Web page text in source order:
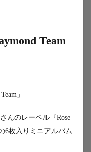
Team
」
んのレーベル『Rose
6枚入りミニアルバム